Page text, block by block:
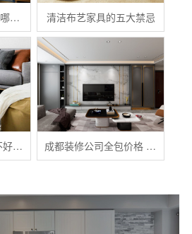
清洁水晶灯的步骤有哪些？ 清洁布艺家具的五大禁忌
什么是全包 全包好不好 全包装修注意事项有哪些 成都装修公司全包价格 成都全包装修多少钱一平